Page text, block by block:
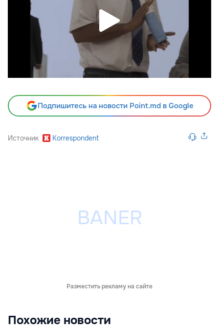
Подпишитесь на новости Point.md в Google
Источник Korrespondent
Разместить рекламу на сайте
Похожие новости